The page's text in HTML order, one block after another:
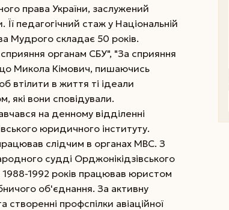
права України, заслужений
Її педагогічний стаж у Національній
Мудрого складає 50 років.
органам СБУ", "За сприяння
що Микола Кімович, пишаючись
втілити в життя ті ідеали
які вони сповідували.
на денному відділенні
юридичного інституту.
слідчим в органах МВС. З
судді Орджонікідзівського
1992 років працював юристом
об'єднання. За активну
створенні профспілки авіаційної